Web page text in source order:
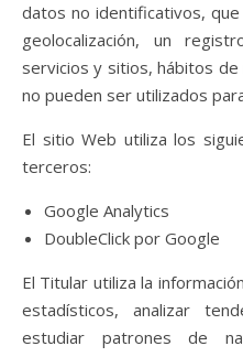
datos no identificativos,
geolocalización, un
servicios y sitios, hábitos
no pueden ser utilizados
El sitio Web utiliza los
terceros:
Google Analytics
DoubleClick por Google
El Titular utiliza la
estadísticos, analizar
estudiar patrones de